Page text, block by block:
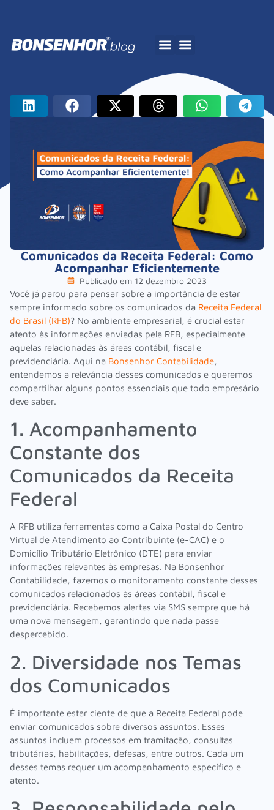
Comunicados da Receita Federal: Como
Acompanhar Eficientemente
Publicado em 12 dezembro 2023
Você já parou para pensar sobre a importância de estar
sempre informado sobre os comunicados da Receita Federal
do Brasil (RFB)? No ambiente empresarial, é crucial estar
atento às informações enviadas pela RFB, especialmente
aquelas relacionadas às áreas contábil, fiscal e
previdenciária. Aqui na Bonsenhor Contabilidade,
entendemos a relevância desses comunicados e queremos
compartilhar alguns pontos essenciais que todo empresário
deve saber.
1. Acompanhamento
Constante dos
Comunicados da Receita
Federal
A RFB utiliza ferramentas como a Caixa Postal do Centro
Virtual de Atendimento ao Contribuinte (e-CAC) e o
Domicílio Tributário Eletrônico (DTE) para enviar
informações relevantes às empresas. Na Bonsenhor
Contabilidade, fazemos o monitoramento constante desses
comunicados relacionados às áreas contábil, fiscal e
previdenciária. Recebemos alertas via SMS sempre que há
uma nova mensagem, garantindo que nada passe
despercebido.
2. Diversidade nos Temas
dos Comunicados
É importante estar ciente de que a Receita Federal pode
enviar comunicados sobre diversos assuntos. Esses
assuntos incluem processos em tramitação, consultas
tributárias, habilitações, defesas, entre outros. Cada um
desses temas requer um acompanhamento específico e
atento.